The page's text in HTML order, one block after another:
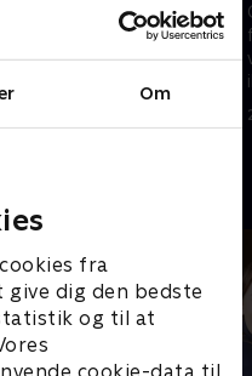
Om
fra
dig den bedste
og til at
Christian og Theodor har
oplevet ubehagelige
på nettet, men de
skulle udsættes for det